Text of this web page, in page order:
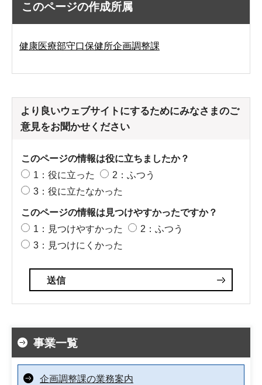
このページの作成所属
健康医療部守口保健所企画調整課
より良いウェブサイトにするためにみなさまのご
意見をお聞かせください
このページの情報は役に立ちましたか？
1：役に立った
2：ふつう
3：役に立たなかった
このページの情報は見つけやすかったですか？
1：見つけやすかった
2：ふつう
3：見つけにくかった
事業一覧
企画調整課の業務案内